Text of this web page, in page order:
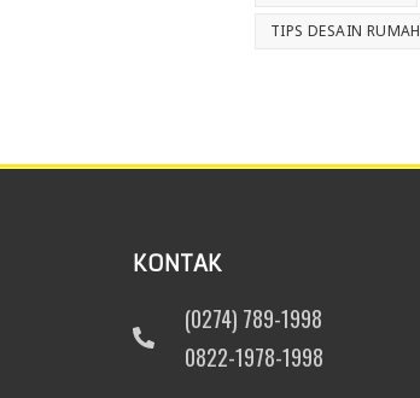
TIPS DESAIN RUMAH
KONTAK
(0274) 789-1998
0822-1978-1998